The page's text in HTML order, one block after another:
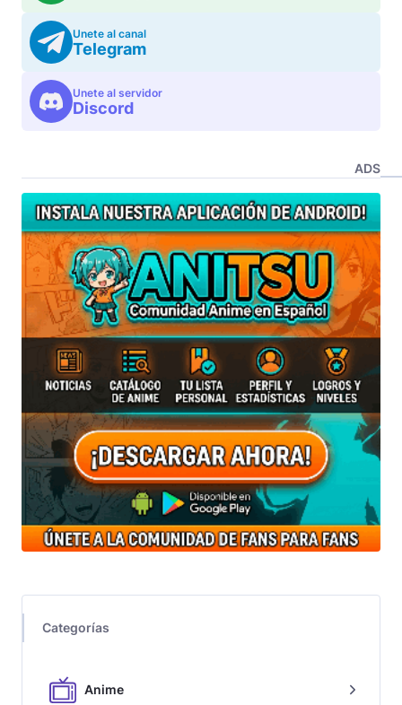
Unete al canal
Telegram
Unete al servidor
Discord
ADS
Categorías
Anime